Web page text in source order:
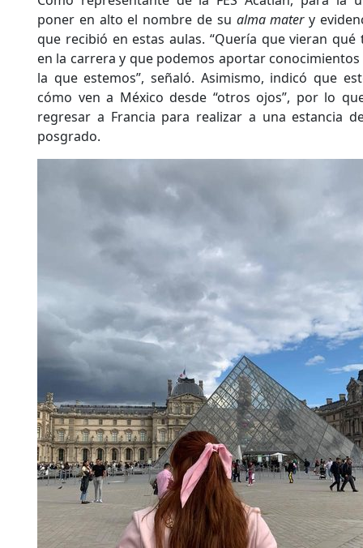
poner en alto el nombre de su alma matery
que recibió en estas aulas. “Quería que vieran
en la carrera y que podemos aportar
la que estemos”, señaló. Asimismo, indicó que
cómo ven a México desde “otros ojos”, por lo
regresar a Francia para realizar a una estancia
posgrado.